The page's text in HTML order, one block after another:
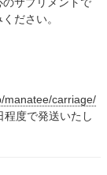
ださい。
manatee/carriage/
度で発送いたし